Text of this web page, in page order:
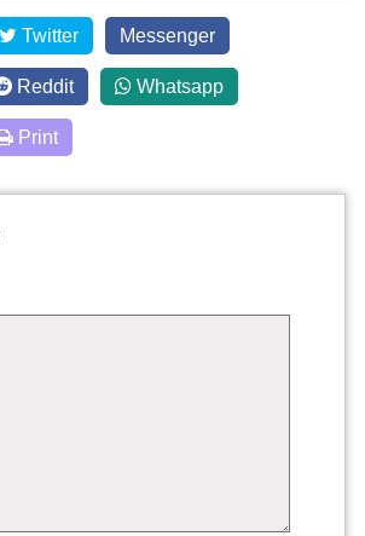
Twitter Messenger
Reddit Whatsapp
Print